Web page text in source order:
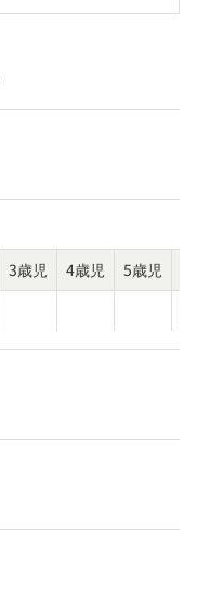
3歳児 4歳児 5歳児